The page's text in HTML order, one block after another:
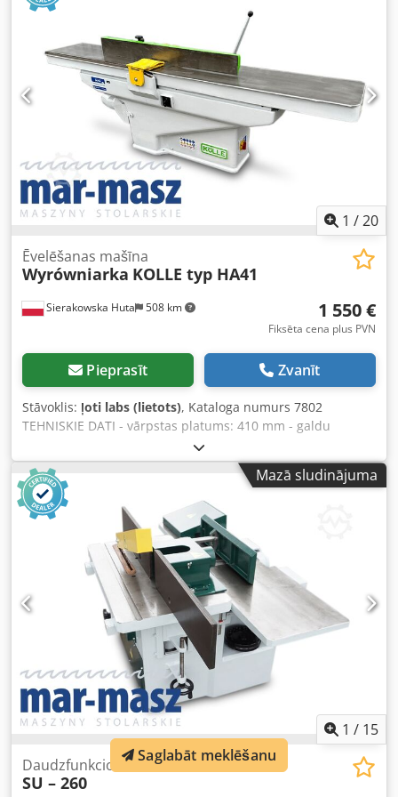
1 /20
Sierakowska Huta 508 km
Ēvelēšanas mašīna
Wyrówniarka KOLLE typ HA41
1 550 €
Fiksēta cena plus PVN
Pieprasīt Zvanīt
Stāvoklis: ļoti labs (lietots), Kataloga numurs 7802
TEHNISKIE DATI - vārpstas platums: 410 mm - galdu
garums: 2560 mm - galdi no čuguna - abi galdi regulējami -
oriģināla čuguna vadotne ar slīpuma regulāciju - motors:
2,2 kW - vārpstas aizsargs - nosūkšanas pieslēguma
diametrs: 150 mm - izmēri (gar./plat./aug.): 2560x700x1170
mm - svars: 695 kg PRIEKŠROCĪBAS – ražots Vācijā – lietots
virpotājs Crsdpfjzhu Dqsx Aqxef – ļoti labā stāvoklī Neto
cena: 6 500 PLN Neto cena: 1 550 EUR pēc 4,2 EUR kursa
(Cenas var mainīties lielas svārstības gadījumā)
Mazā sludinājuma
1 / 15
Daudzfunkcionāla kombinēta mašīna
SU – 260
Saglabāt meklēšanu